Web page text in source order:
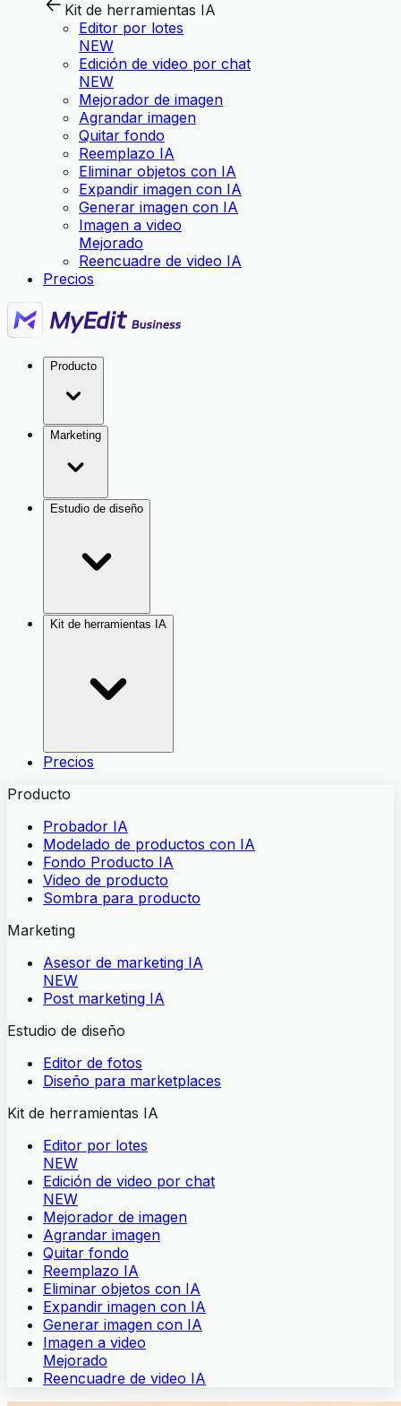
Kit de herramientas IA
Editor por lotes
NEW
Edición de video por chat
NEW
Mejorador de imagen
Agrandar imagen
Quitar fondo
Reemplazo IA
Eliminar objetos con IA
Expandir imagen con IA
Generar imagen con IA
Imagen a video
Mejorado
Reencuadre de video IA
Precios
Producto
Marketing
Estudio de diseño
Kit de herramientas IA
Precios
Producto
Probador IA
Modelado de productos con IA
Fondo Producto IA
Video de producto
Sombra para producto
Marketing
Asesor de marketing IA
NEW
Post marketing IA
Estudio de diseño
Editor de fotos
Diseño para marketplaces
Kit de herramientas IA
Editor por lotes
NEW
Edición de video por chat
NEW
Mejorador de imagen
Agrandar imagen
Quitar fondo
Reemplazo IA
Eliminar objetos con IA
Expandir imagen con IA
Generar imagen con IA
Imagen a video
Mejorado
Reencuadre de video IA